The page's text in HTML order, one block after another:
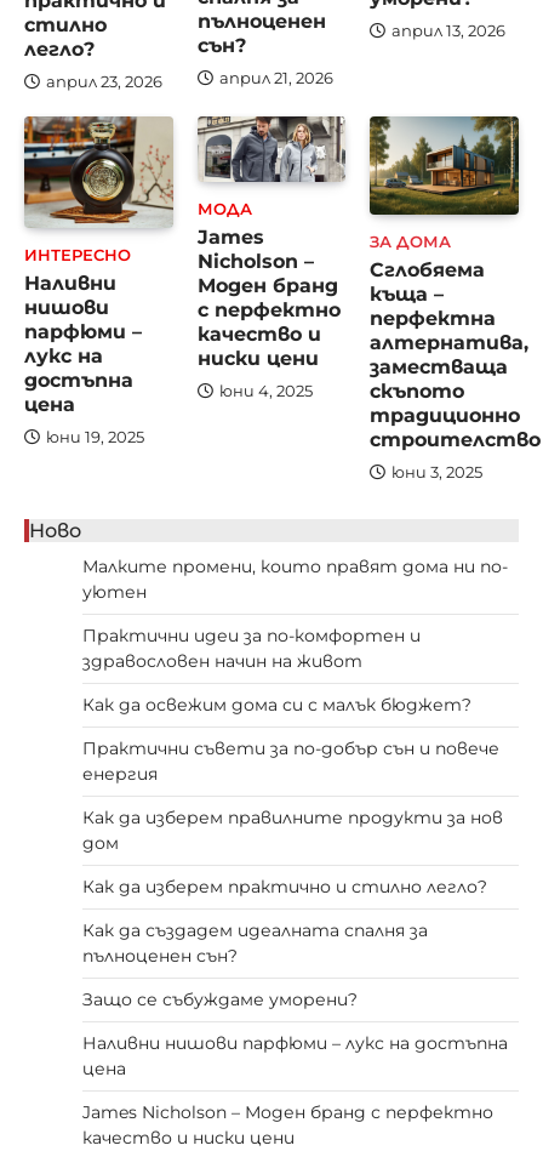
стилно
легло?
април 23, 2026
пълноценен
сън?
април 21, 2026
април 13, 2026
ИНТЕРЕСНО
Наливни
нишови
парфюми –
лукс на
достъпна
цена
юни 19, 2025
МОДА
James
Nicholson –
Моден бранд
с перфектно
качество и
ниски цени
юни 4, 2025
ЗА ДОМА
Сглобяема
къща –
перфектна
алтернатива,
заместваща
скъпото
традиционно
строителство
юни 3, 2025
Ново
Малките промени, които правят дома ни по-
уютен
Практични идеи за по-комфортен и
здравословен начин на живот
Как да освежим дома си с малък бюджет?
Практични съвети за по-добър сън и повече
енергия
Как да изберем правилните продукти за нов
дом
Как да изберем практично и стилно легло?
Как да създадем идеалната спалня за
пълноценен сън?
Защо се събуждаме уморени?
Наливни нишови парфюми – лукс на достъпна
цена
James Nicholson – Моден бранд с перфектно
качество и ниски цени